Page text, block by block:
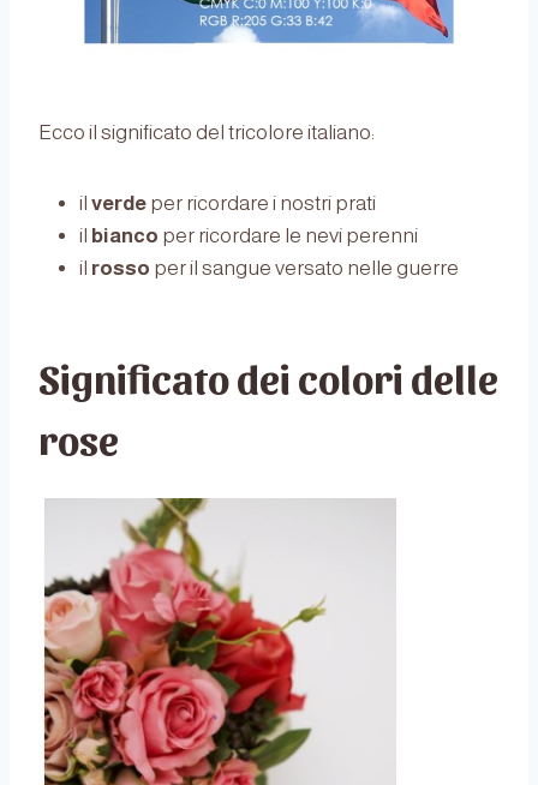
Ecco il significato del tricolore italiano:
il verde per ricordare i nostri prati
il bianco per ricordare le nevi perenni
il rosso per il sangue versato nelle guerre
Significato dei colori delle
rose